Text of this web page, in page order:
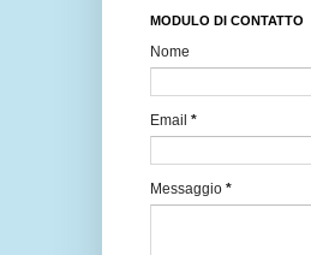
MODULO DI CONTATTO
Nome
Email *
Messaggio *